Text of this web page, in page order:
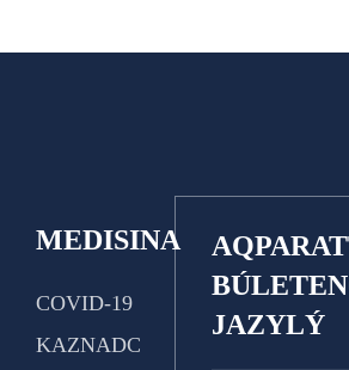
MEDISINA
COVID-19
KAZNADC
JAZYLÝ